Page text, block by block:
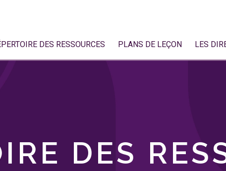
DES RESSOURCES PLANS DE LEÇON LES
DES